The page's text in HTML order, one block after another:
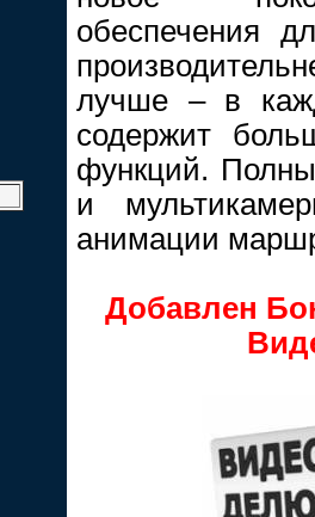
обеспечения
лучше – в
содержит
функций.
и
анимации
Добавлен